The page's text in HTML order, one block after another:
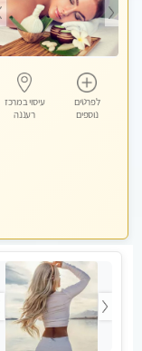
לפרטים
נוספים
עיסוי במרכז
רעננה